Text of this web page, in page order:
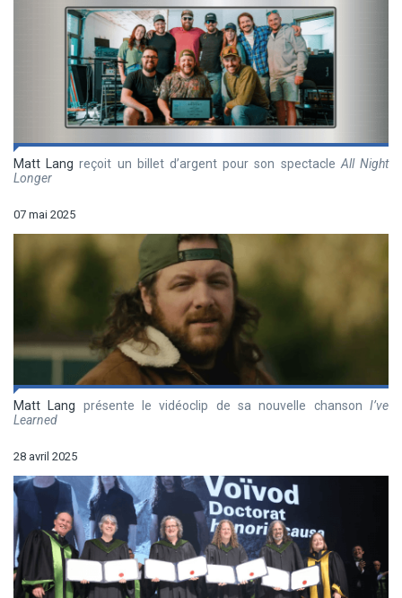
Matt Lang reçoit un billet d’argent pour son spectacle All Night
Longer
07 mai 2025
Matt Lang présente le vidéoclip de sa nouvelle chansonI’ve
Learned
28 avril 2025